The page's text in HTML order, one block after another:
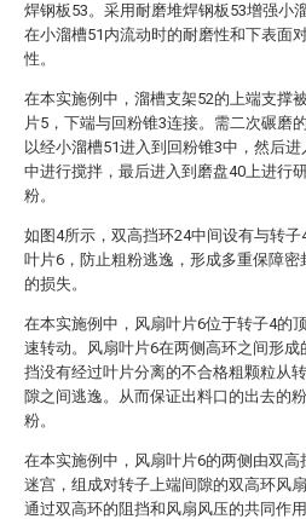
焊钢板53。采用耐磨堆焊钢板53增强小
在小溜槽51内流动时的耐磨性和下表面
性。
在本实施例中，溜槽支架52的上端支撑
片5，下端与回粉锥3连接。需二次碾磨
以经小溜槽51进入到回粉锥3中，然后
中进行搅拌，最后进入到磨盘40上进行
粉。
如图4所示，双高挡环24中间设有与转子
叶片6，防止粗粉逃逸，形成多重保障密
的损失。
在本实施例中，风扇叶片6位于转子4的
速转动。风扇叶片6在两侧高环之间形成
挡没有经过叶片分离的不合格粗颗粒从
隙之间逃逸。从而保证出料口的出去的
粉。
在本实施例中，风扇叶片6的两侧由双高
迷宫，组成对转子上端间隙的双高环风
通过双高环的阻挡和风扇风压的共同作